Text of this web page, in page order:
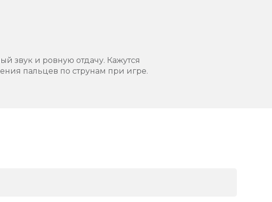
звук и ровную отдачу. Кажутся
пальцев по струнам при игре.